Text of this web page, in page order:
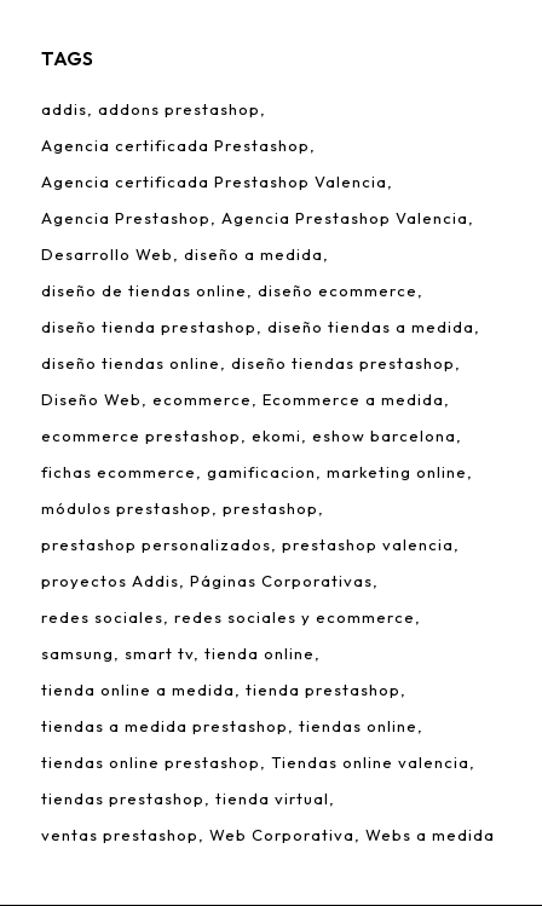
TAGS
addis
addons prestashop
Agencia certificada Prestashop
Agencia certificada Prestashop Valencia
Agencia Prestashop
Agencia Prestashop Valencia
Desarrollo Web
diseño a medida
diseño de tiendas online
diseño ecommerce
diseño tienda prestashop
diseño tiendas a medida
diseño tiendas online
diseño tiendas prestashop
Diseño Web
ecommerce
Ecommerce a medida
ecommerce prestashop
ekomi
eshow barcelona
fichas ecommerce
gamificacion
marketing online
módulos prestashop
prestashop
prestashop personalizados
prestashop valencia
proyectos Addis
Páginas Corporativas
redes sociales
redes sociales y ecommerce
samsung
smart tv tienda online
tienda online a medida
tienda prestashop
tiendas a medida prestashop
tiendas online
tiendas online prestashop
Tiendas online valencia
tiendas prestashop
tienda virtual
ventas prestashop
Web Corporativa Webs a medida